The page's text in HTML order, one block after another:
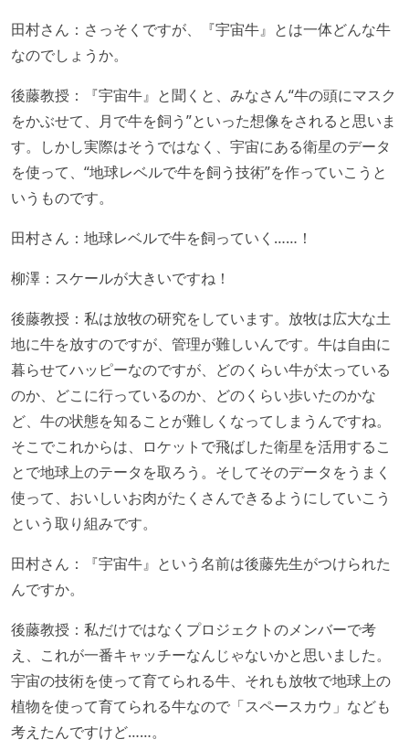
田村さん：さっそくですが、『宇宙牛』とは一体どんな牛
なのでしょうか。
後藤教授：『宇宙牛』と聞くと、みなさん“牛の頭にマスク
をかぶせて、月で牛を飼う”といった想像をされると思いま
す。しかし実際はそうではなく、宇宙にある衛星のデータ
を使って、“地球レベルで牛を飼う技術”を作っていこうと
いうものです。
田村さん：地球レベルで牛を飼っていく……！
柳澤：スケールが大きいですね！
後藤教授：私は放牧の研究をしています。放牧は広大な土
地に牛を放すのですが、管理が難しいんです。牛は自由に
暮らせてハッピーなのですが、どのくらい牛が太っている
のか、どこに行っているのか、どのくらい歩いたのかな
ど、牛の状態を知ることが難しくなってしまうんですね。
そこでこれからは、ロケットで飛ばした衛星を活用するこ
とで地球上のテータを取ろう。そしてそのデータをうまく
使って、おいしいお肉がたくさんできるようにしていこう
という取り組みです。
田村さん：『宇宙牛』という名前は後藤先生がつけられた
んですか。
後藤教授：私だけではなくプロジェクトのメンバーで考
え、これが一番キャッチーなんじゃないかと思いました。
宇宙の技術を使って育てられる牛、それも放牧で地球上の
植物を使って育てられる牛なので「スペースカウ」なども
考えたんですけど……。